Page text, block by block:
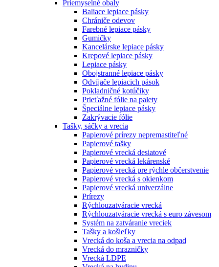
Priemyselné obaly
Baliace lepiace pásky
Chrániče odevov
Farebné lepiace pásky
Gumičky
Kancelárske lepiace pásky
Krepové lepiace pásky
Lepiace pásky
Obojstranné lepiace pásky
Odvíjače lepiacich pások
Pokladničné kotúčiky
Prieťažné fólie na palety
Špeciálne lepiace pásky
Zakrývacie fólie
Tašky, sáčky a vrecia
Papierové prírezy nepremastiteľné
Papierové tašky
Papierové vrecká desiatové
Papierové vrecká lekárenské
Papierové vrecká pre rýchle občerstvenie
Papierové vrecká s okienkom
Papierové vrecká univerzálne
Prírezy
Rýchlouzatváracie vrecká
Rýchlouzatváracie vrecká s euro závesom
Systém na zatváranie vreciek
Tašky a košieľky
Vrecká do koša a vrecia na odpad
Vrecká do mrazničky
Vrecká LDPE